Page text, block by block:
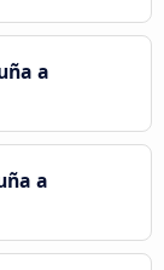
a
a